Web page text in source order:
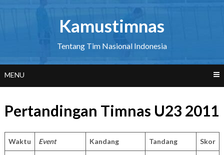
Kamustimnas
Tentang Tim Nasional Indonesia
MENU
Pertandingan Timnas U23 2011
Waktu Event Kandang Tandang Skor